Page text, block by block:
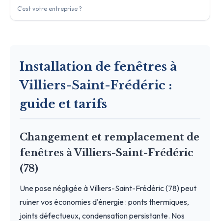
C'est votre entreprise ?
Installation de fenêtres à
Villiers-Saint-Frédéric :
guide et tarifs
Changement et remplacement de
fenêtres à Villiers-Saint-Frédéric
(78)
Une pose négligée à Villiers-Saint-Frédéric (78) peut
ruiner vos économies d'énergie : ponts thermiques,
joints défectueux, condensation persistante. Nos